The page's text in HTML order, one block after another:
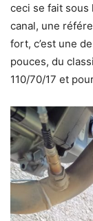
ceci se fait sous
canal, une
fort, c’est une
pouces, du
110/70/17 et